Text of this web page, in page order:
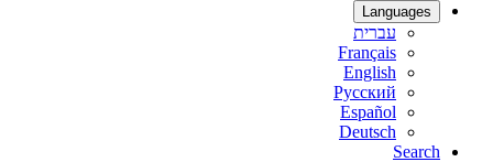
Languages
עברית
Français
English
Русский
Español
Deutsch
Search